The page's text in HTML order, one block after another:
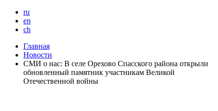
ru
en
ch
Главная
Новости
СМИ о нас: В селе Орехово Спасского района открыли
обновленный памятник участникам Великой
Отечественной войны